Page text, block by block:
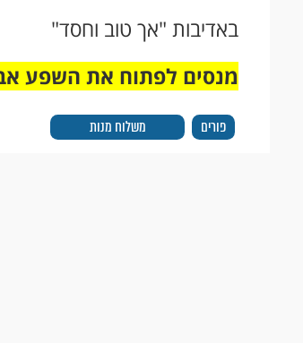
באדיבות "אך טוב וחסד"
פורים משלוח מנות
מנסים לפתוח את השפע